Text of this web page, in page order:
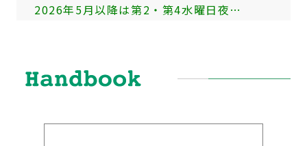
2026年5月以降は第2・第4水曜日夜…